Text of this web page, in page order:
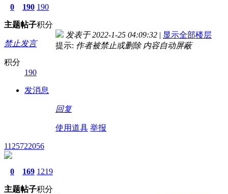
0
主题
190
帖子
190
积分
禁止发言
积分
190
发消息
发表于 2022-1-25 04:09:32 | 显示全部楼层
提示: 作者被禁止或删除 内容自动屏蔽
回复
使用道具 举报
1125722056
0
主题
169
帖子
1219
积分